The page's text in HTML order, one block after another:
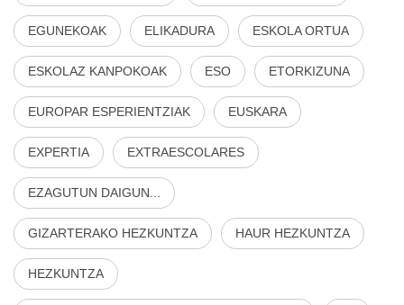
EGUNEKOAK ELIKADURA ESKOLA ORTUA
ESKOLAZ KANPOKOAK ESO ETORKIZUNA
EUROPAR ESPERIENTZIAK EUSKARA
EXPERTIA EXTRAESCOLARES
EZAGUTUN DAIGUN...
GIZARTERAKO HEZKUNTZA HAUR HEZKUNTZA
HEZKUNTZA